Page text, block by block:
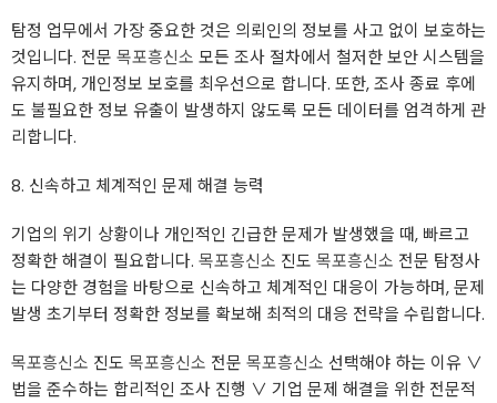
탐정 업무에서 가장 중요한 것은 의뢰인의 정보를 사고 없이 보호하는
것입니다. 전문 목포흥신소 모든 조사 절차에서 철저한 보안 시스템을
유지하며, 개인정보 보호를 최우선으로 합니다. 또한, 조사 종료 후에
도 불필요한 정보 유출이 발생하지 않도록 모든 데이터를 엄격하게 관
리합니다.
8. 신속하고 체계적인 문제 해결 능력
기업의 위기 상황이나 개인적인 긴급한 문제가 발생했을 때, 빠르고
정확한 해결이 필요합니다. 목포흥신소 진도 목포흥신소 전문 탐정사
는 다양한 경험을 바탕으로 신속하고 체계적인 대응이 가능하며, 문제
발생 초기부터 정확한 정보를 확보해 최적의 대응 전략을 수립합니다.
목포흥신소 진도 목포흥신소 전문 목포흥신소 선택해야 하는 이유 ∨
법을 준수하는 합리적인 조사 진행 ∨ 기업 문제 해결을 위한 전문적